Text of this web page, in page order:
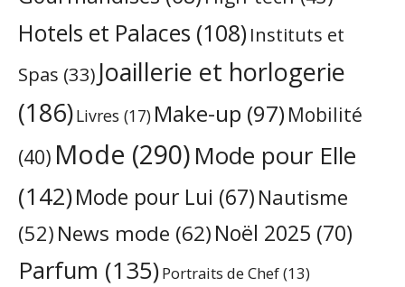
Hotels et Palaces (108) Instituts et
Spas (33) Joaillerie et horlogerie
(186)Livres (17) Make-up (97) Mobilité
(40) Mode (290)Mode pour Elle
(142)Mode pour Lui (67) Nautisme
(52) News mode (62)Noël 2025 (70)
Parfum (135)Portraits de Chef(13)